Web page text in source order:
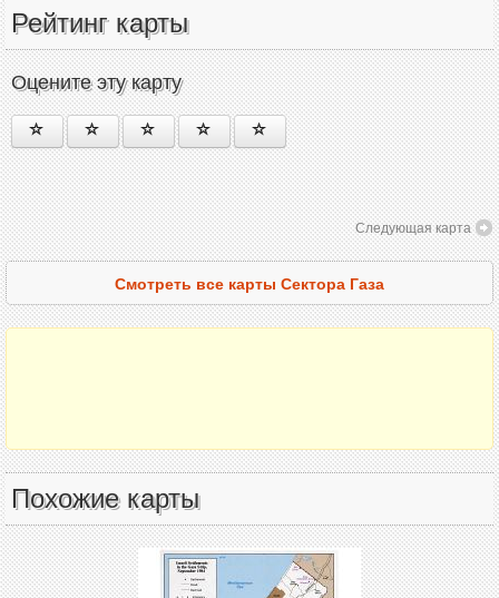
Рейтинг карты
Оцените эту карту
Следующая карта
Смотреть все карты Сектора Газа
Похожие карты